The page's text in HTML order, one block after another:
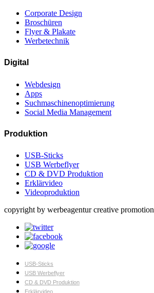
Corporate Design
Broschüren
Flyer & Plakate
Werbetechnik
Digital
Webdesign
Apps
Suchmaschinenoptimierung
Social Media Management
Produktion
USB-Sticks
USB Werbeflyer
CD & DVD Produktion
Erklärvideo
Videoproduktion
copyright by werbeagentur creative promotion
USB-Sticks
USB Werbeflyer
CD & DVD Produktion
Erklärvideo